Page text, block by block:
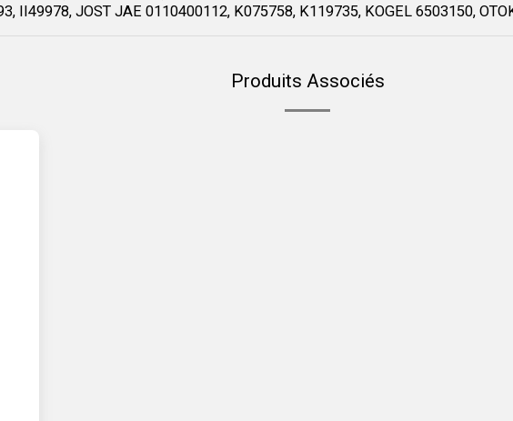
II49978, JOST JAE 0110400112, K075758, K119735, KOGEL 6503150,
Produits Associés